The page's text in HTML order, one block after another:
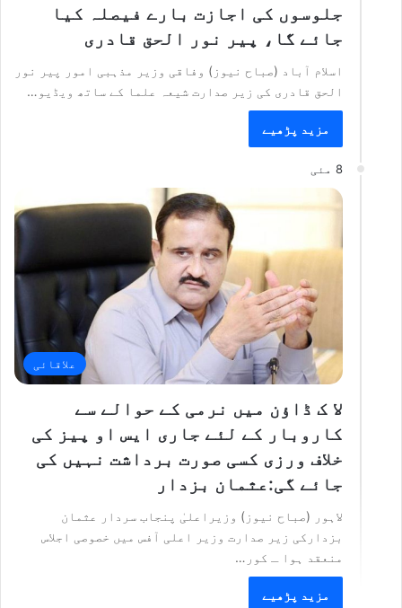
جلوسوں کی اجازت بارے فیصلہ کیا
جائے گا، پیر نور الحق قادری
اسلام آباد (صباح نیوز) وفاقی وزیر مذہبی امور پیر نور
الحق قادری کی زیر صدارت شیعہ علما کے ساتھ ویڈیو…
مزید پڑھیے
8 مئی
علاقائی
لا ک ڈاؤن میں نرمی کے حوالے سے
کاروبار کے لئے جاری ایس او پیز کی
خلاف ورزی کسی صورت برداشت نہیں کی
جائے گی:عثمان بزدار
لاہور (صباح نیوز) وزیراعلیٰ پنجاب سردار عثمان
بزدارکی زیر صدارت وزیر اعلی آفس میں خصوصی اجلاس
منعقد ہوا ـ کور…
مزید پڑھیے